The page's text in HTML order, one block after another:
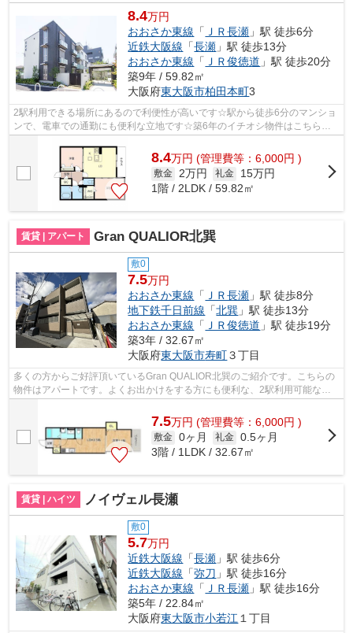
8.4万円
おおさか東線 「 ＪＲ長瀬 」駅 徒歩6分
近鉄大阪線 「長瀬 」駅 徒歩13分
おおさか東線 「 ＪＲ俊徳道 」駅 徒歩20分
築9年 / 59.82㎡
大阪府東大阪市柏田本町3
2駅利用できる場所にあるので利便性が高いです☆駅から徒歩6分のマンショ
ンで、電車での通勤にも便利な立地です☆築6年のイチオシ物件はこちらで
す☆こちらの物件はマンションです☆より詳...
8.4万円 (管理費等：6,000円 )
敷金 2万円 礼金
15万円
1階 / 2LDK / 59.82㎡
賃貸 | アパート Gran QUALIOR北巽
敷0
7.5万円
おおさか東線 「 ＪＲ長瀬 」駅 徒歩8分
地下鉄千日前線 「北巽 」駅 徒歩13分
おおさか東線 「 ＪＲ俊徳道 」駅 徒歩19分
築3年 / 32.67㎡
大阪府東大阪市寿町３丁目
多くの方からご好評頂いているGran QUALIOR北巽のご紹介です。こちらの
物件はアパートです。よくお出かけをする方にも便利な、2駅利用可能な物
件です。駅から徒歩8分に立地する物件で...
7.5万円 (管理費等：6,000円 )
敷金 0ヶ月 礼金 0.5ヶ月
3階 / 1LDK / 32.67㎡
賃貸 | ハイツ ノイヴェル長瀬
敷0
5.7万円
近鉄大阪線 「長瀬 」駅 徒歩6分
近鉄大阪線 「弥刀 」駅 徒歩16分
おおさか東線 「 ＪＲ長瀬 」駅 徒歩16分
築5年 / 22.84㎡
大阪府東大阪市小若江１丁目